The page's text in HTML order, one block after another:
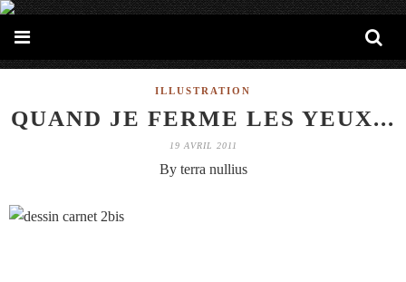
ILLUSTRATION
QUAND JE FERME LES YEUX...
19 AVRIL 2011
By terra nullius